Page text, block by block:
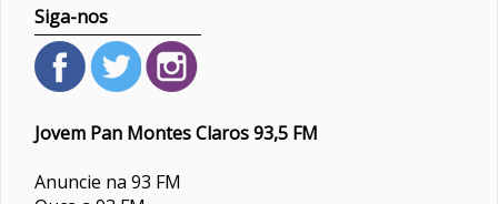
Siga-nos
Jovem Pan Montes Claros 93,5 FM
Anuncie na 93 FM